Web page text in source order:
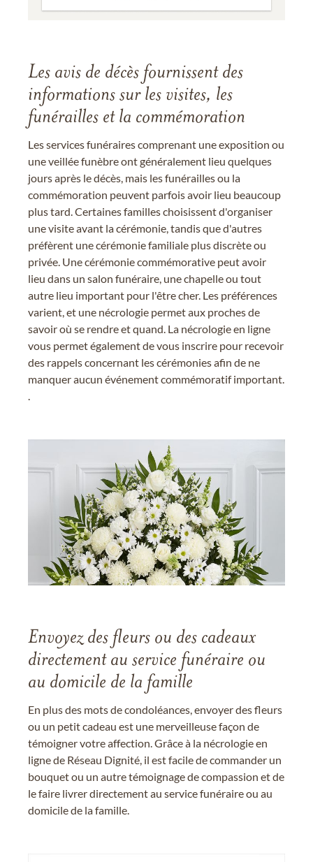
Les avis de décès fournissent des
informations sur les visites, les
funérailles et la commémoration
Les services funéraires comprenant une exposition ou
une veillée funèbre ont généralement lieu quelques
jours après le décès, mais les funérailles ou la
commémoration peuvent parfois avoir lieu beaucoup
plus tard. Certaines familles choisissent d'organiser
une visite avant la cérémonie, tandis que d'autres
préfèrent une cérémonie familiale plus discrète ou
privée. Une cérémonie commémorative peut avoir
lieu dans un salon funéraire, une chapelle ou tout
autre lieu important pour l'être cher. Les préférences
varient, et une nécrologie permet aux proches de
savoir où se rendre et quand. La nécrologie en ligne
vous permet également de vous inscrire pour recevoir
des rappels concernant les cérémonies afin de ne
manquer aucun événement commémoratif important.
Envoyez des fleurs ou des cadeaux
directement au service funéraire ou
au domicile de la famille
En plus des mots de condoléances, envoyer des fleurs
ou un petit cadeau est une merveilleuse façon de
témoigner votre affection. Grâce à la nécrologie en
ligne de Réseau Dignité, il est facile de commander un
bouquet ou un autre témoignage de compassion et de
le faire livrer directement au service funéraire ou au
domicile de la famille.